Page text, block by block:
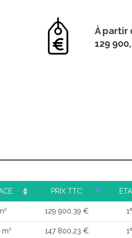
À partir
129
PRIX TTC
129 900,39 € 1
m² 147 800,23 € 1